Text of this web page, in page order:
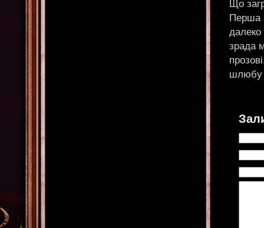
Що
Перша
далеко
зрада
шлюбу